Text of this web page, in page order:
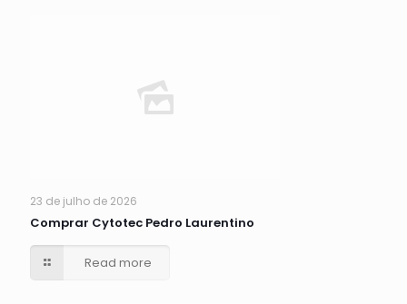
23 de julho de 2026
Comprar Cytotec Pedro Laurentino
Read more